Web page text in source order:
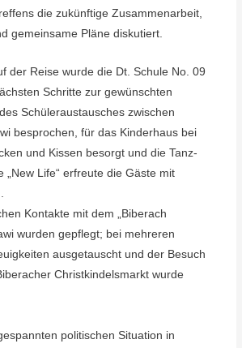
die zukünftige Zusammenarbeit,
gemeinsame Pläne diskutiert.
der Reise wurde die Dt. Schule No. 09
Schritte zur gewünschten
Schüleraustausches zwischen
besprochen, für das Kinderhaus bei
und Kissen besorgt und die Tanz-
„New Life“ erfreute die Gäste mit
Kontakte mit dem „Biberach
wurden gepflegt; bei mehreren
ausgetauscht und der Besuch
Christkindelsmarkt wurde
politischen Situation in